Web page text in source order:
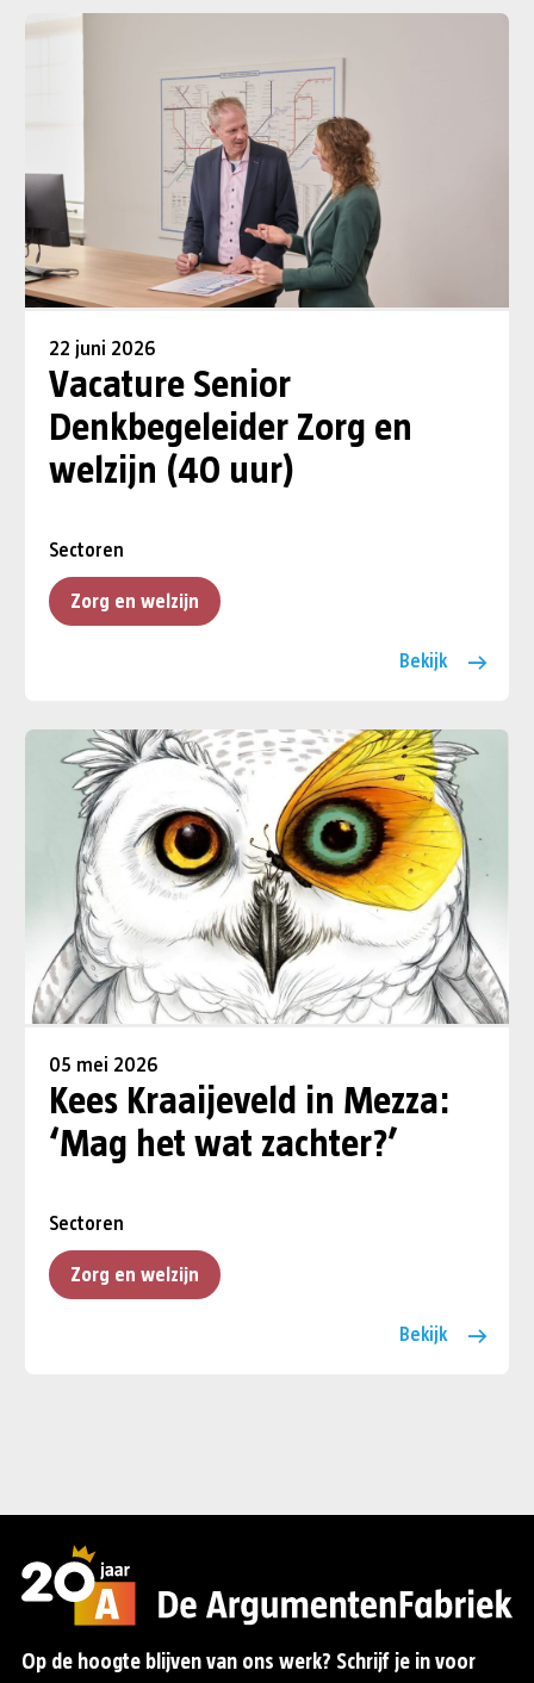
22 juni 2026
Vacature Senior
Denkbegeleider Zorg en
welzijn (40 uur)
Sectoren
Zorg en welzijn
Bekijk
05 mei 2026
Kees Kraaijeveld in Mezza:
‘Mag het wat zachter?’
Sectoren
Zorg en welzijn
Bekijk
Op de hoogte blijven van ons werk? Schrijf je in voor